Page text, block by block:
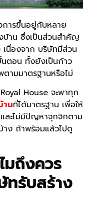
การขึ้นอยู่กับหลาย
บ้าน ซึ่งเป็นส่วนสำคัญ
เนื่องจาก บริษัทมีส่วน
ตอน ทั้งยังเป็นก้าว
ามมาตรฐานหรือไม่
House จะพาทุก
านที่ได้มาตรฐาน เพื่อให้
ละไม่มีปัญหาจุกจิกตาม
าง ถ้าพร้อมแล้วไปดู
ถึงควร
ทรับสร้าง